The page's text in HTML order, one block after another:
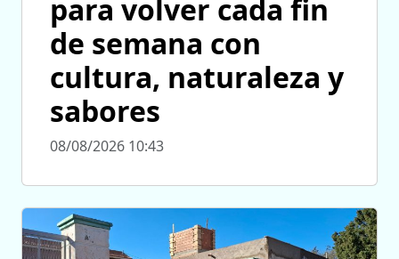
para volver cada fin
de semana con
cultura, naturaleza y
sabores
08/08/2026 10:43